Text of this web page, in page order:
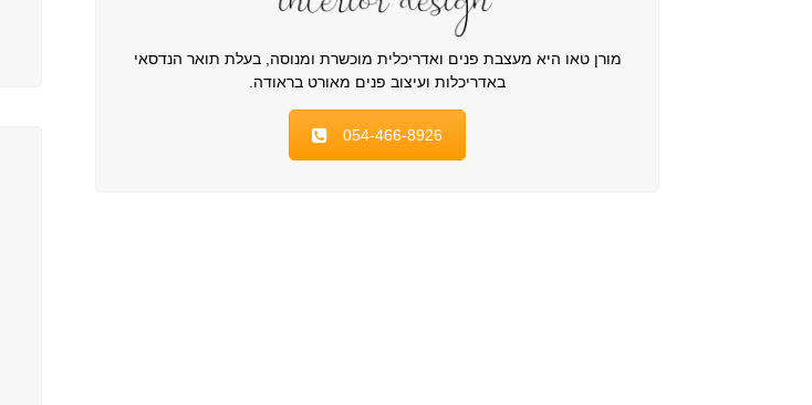
מורן טאו היא מעצבת פנים ואדריכלית מוכשרת ומנוסה, בעלת תואר הנדסאי
באדריכלות ועיצוב פנים מאורט בראודה.
054-466-8926